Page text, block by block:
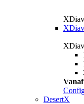
DesertX